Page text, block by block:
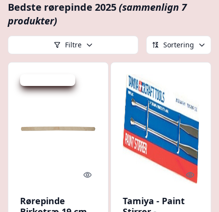
Bedste rørepinde 2025(sammenlign 7
produkter)
Filtre Sortering
Quick look
Rørepinde
Quick
Tamiya - Paint